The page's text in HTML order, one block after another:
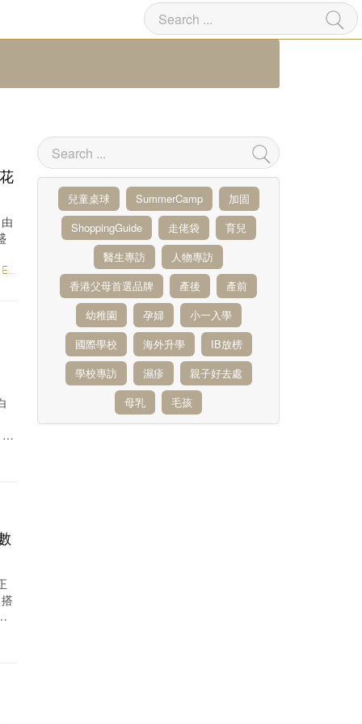
/POSTNATAL CARE/PARENTING
兒童桌球 SummerCamp
加固
ShoppingGuide
走佬袋
育兒
醫生專訪
人物專訪
香港父母首選品牌
產後
產前
幼稚園
孕婦
小一入學
國際學校
海外升學
IB放榜
學校專訪
濕疹
親子好去處
母乳
毛孩